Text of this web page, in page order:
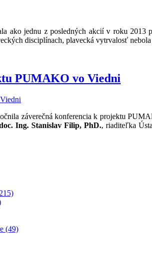
ako jednu z posledných akcií v roku 2013
disciplínach, plavecká vytrvalosť nebola
PUMAKO vo Viedni
záverečná konferencia k projektu
Ing. Stanislav Filip, PhD., riaditeľka
(49)